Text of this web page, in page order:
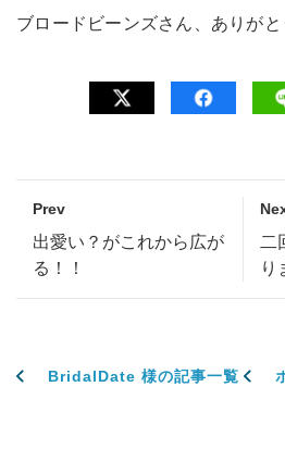
ブロードビーンズさん、ありが
Prev
出愛い？がこれから広が
る！！
二
り
BridalDate 様の記事一覧